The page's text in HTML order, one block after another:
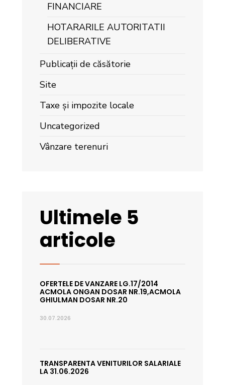
FINANCIARE
HOTARARILE AUTORITATII
DELIBERATIVE
Publicații de căsătorie
Site
Taxe și impozite locale
Uncategorized
Vânzare terenuri
Ultimele 5
articole
OFERTELE DE VANZARE LG.17/2014
ACMOLA ONGAN DOSAR NR.19,ACMOLA
GHIULMAN DOSAR NR.20
30.07.2026
TRANSPARENTA VENITURILOR SALARIALE
LA 31.06.2026